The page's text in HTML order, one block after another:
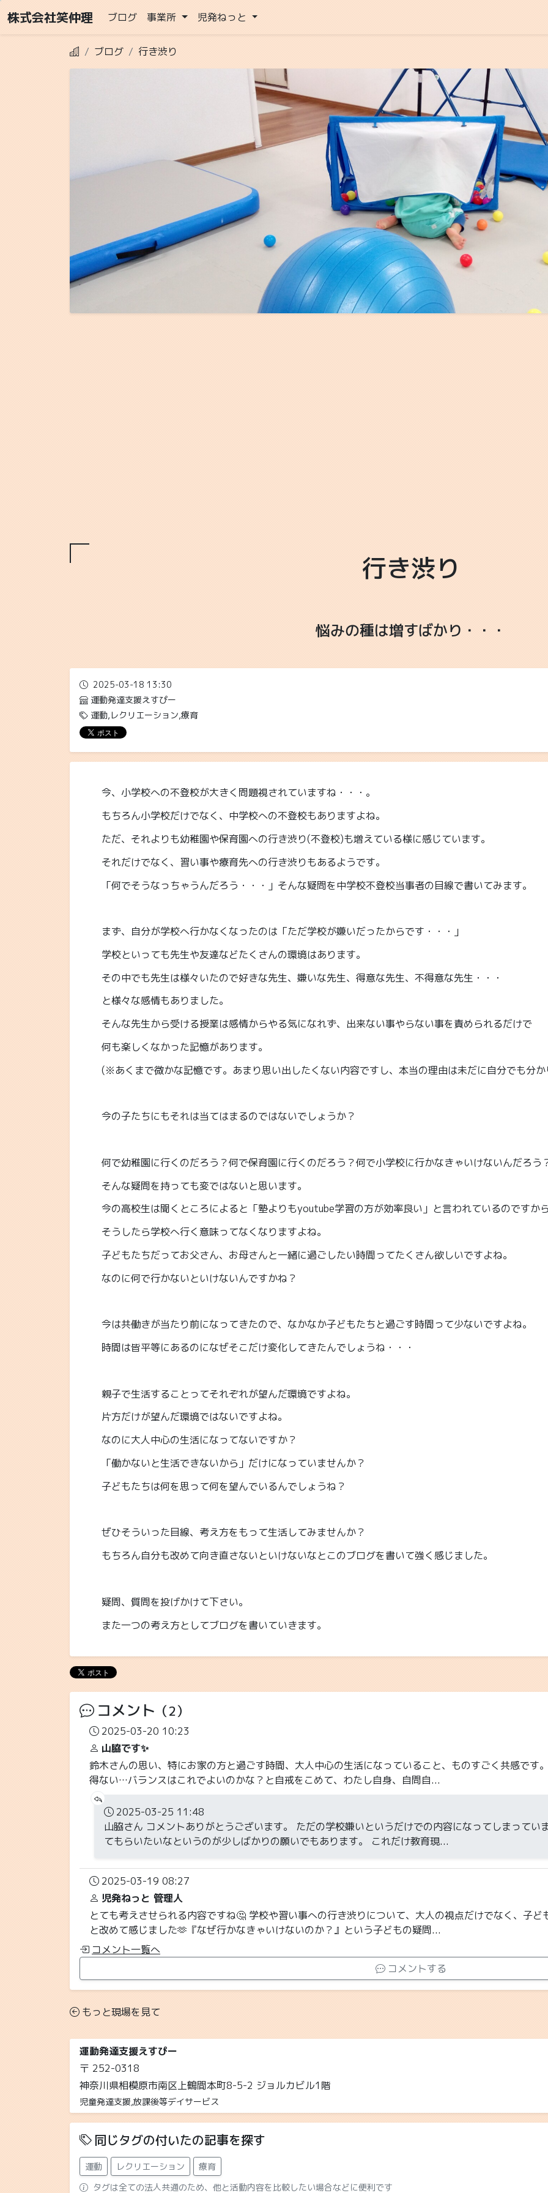
株式会社笑仲理 ブログ 事業所 児発ねっと
ブログ 行き渋り
行き渋り
悩みの種は増すばかり・・・
2025-03-18 13:30
運動発達支援えすぴー
運動,レクリエーション,療育
今、小学校への不登校が大きく問題視されていますね・・・。
もちろん小学校だけでなく、中学校への不登校もありますよね。
ただ、それよりも幼稚園や保育園への行き渋り(不登校)も増えている様に感じています。
それだけでなく、習い事や療育先への行き渋りもあるようです。
「何でそうなっちゃうんだろう・・・」そんな疑問を中学校不登校当事者の目線で書いてみます。
まず、自分が学校へ行かなくなったのは「ただ学校が嫌いだったからです・・・」
学校といっても先生や友達などたくさんの環境はあります。
その中でも先生は様々いたので好きな先生、嫌いな先生、得意な先生、不得意な先生・・・
と様々な感情もありました。
そんな先生から受ける授業は感情からやる気になれず、出来ない事やらない事を責められるだけで
何も楽しくなかった記憶があります。
(※あくまで微かな記憶です。あまり思い出したくない内容ですし、本当の理由は未だに自分でも分
今の子たちにもそれは当てはまるのではないでしょうか？
何で幼稚園に行くのだろう？何で保育園に行くのだろう？何で小学校に行かなきゃいけないんだろう
そんな疑問を持っても変ではないと思います。
今の高校生は聞くところによると「塾よりもyoutube学習の方が効率良い」と言われているのですから
そうしたら学校へ行く意味ってなくなりますよね。
子どもたちだってお父さん、お母さんと一緒に過ごしたい時間ってたくさん欲しいですよね。
なのに何で行かないといけないんですかね？
今は共働きが当たり前になってきたので、なかなか子どもたちと過ごす時間って少ないですよね。
時間は皆平等にあるのになぜそこだけ変化してきたんでしょうね・・・
親子で生活することってそれぞれが望んだ環境ですよね。
片方だけが望んだ環境ではないですよね。
なのに大人中心の生活になってないですか？
「働かないと生活できないから」だけになっていませんか？
子どもたちは何を思って何を望んでいるんでしょうね？
ぜひそういった目線、考え方をもって生活してみませんか？
もちろん自分も改めて向き直さないといけないなとこのブログを書いて強く感じました。
疑問、質問を投げかけて下さい。
また一つの考え方としてブログを書いていきます。
コメント （2）
2025-03-20 10:23
山脇です✨
鈴木さんの思い、特にお家の方と過ごす時間、大人中心の生活になっていること、ものすごく共感です
得ない…バランスはこれでよいのかな？と自戒をこめて、わたし自身、自問自...
2025-03-25 11:48
山脇さん コメントありがとうございます。 ただの学校嫌いというだけでの内容になってしまってい
てもらいたいなというのが少しばかりの願いでもあります。 これだけ教育現...
2025-03-19 08:27
児発ねっと 管理人
とても考えさせられる内容ですね🤔 学校や習い事への行き渋りについて、大人の視点だけでなく、子
と改めて感じました🫶『なぜ行かなきゃいけないのか？』という子どもの疑問...
コメント一覧へ
コメントする
もっと現場を見て
運動発達支援えすぴー
〒 252-0318
神奈川県相模原市南区上鶴間本町8-5-2 ジョルカビル1階
児童発達支援,放課後等デイサービス
同じタグの付いたの記事を探す
運動 レクリエーション
療育
タグは全ての法人共通のため、他と活動内容を比較したい場合などに便利です